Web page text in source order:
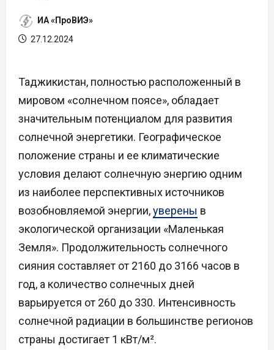
ИА «ПроВИЭ»
27.12.2024
Таджикистан, полностью расположенный в
мировом «солнечном поясе», обладает
значительным потенциалом для развития
солнечной энергетики. Географическое
положение страны и ее климатические
условия делают солнечную энергию одним
из наиболее перспективных источников
возобновляемой энергии,уверены в
экологической организации «Маленькая
Земля». Продолжительность солнечного
сияния составляет от 2160 до 3166 часов в
год, а количество солнечных дней
варьируется от 260 до 330. Интенсивность
солнечной радиации в большинстве регионов
страны достигает 1 кВт/м².